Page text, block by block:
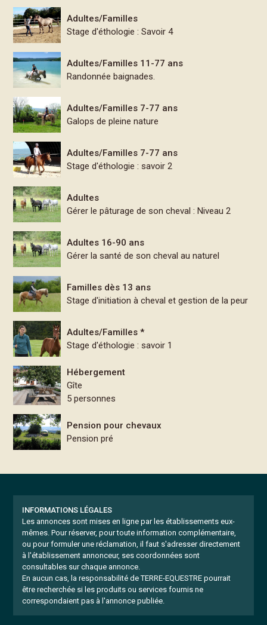
Adultes/Familles
Stage d'éthologie : Savoir 4
Adultes/Familles 11-77 ans
Randonnée baignades.
Adultes/Familles 7-77 ans
Galops de pleine nature
Adultes/Familles 7-77 ans
Stage d'éthologie : savoir 2
Adultes
Gérer le pâturage de son cheval : Niveau 2
Adultes 16-90 ans
Gérer la santé de son cheval au naturel
Familles dès 13 ans
Stage d'initiation à cheval et gestion de la peur
Adultes/Familles *
Stage d'éthologie : savoir 1
Hébergement
Gîte
5 personnes
Pension pour chevaux
Pension pré
INFORMATIONS LÉGALES
Les annonces sont mises en ligne par les établissements eux-
mêmes. Pour réserver, pour toute information complémentaire,
ou pour formuler une réclamation, il faut s'adresser directement
à l'établissement annonceur, ses coordonnées sont
consultables sur chaque annonce.
En aucun cas, la responsabilité de TERRE-EQUESTRE pourrait
être recherchée si les produits ou services fournis ne
correspondaient pas à l'annonce publiée.